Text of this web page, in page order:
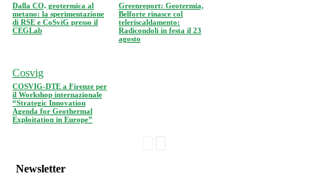
Dalla CO₂ geotermica al
metano: la sperimentazione
di RSE e CoSviG presso il
CEGLab
Greenreport: Geotermia,
Belforte rinasce col
teleriscaldamento:
Radicondoli in festa il 23
agosto
Cosvig
COSVIG-DTE a Firenze per
il Workshop internazionale
“Strategic Innovation
Agenda for Geothermal
Exploitation in Europe”
Newsletter